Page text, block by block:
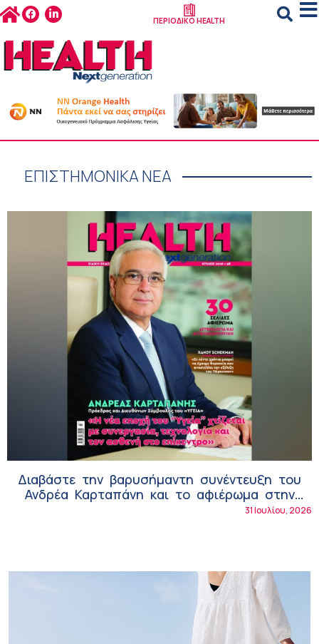
ΠΕΡΙΟΔΙΚΟ HEALTH
ΕΠΙΣΤΗΜΟΝΙΚΑ ΝΕΑ
Διαβάστε την βαρυσήμαντη συνέντευξη του
Ανδρέα Καρταπάνη και το αφιέρωμα στην
Αγγειολογία και Αγγειοχειρουργική στο Health
31 Ιουλίου, 2026